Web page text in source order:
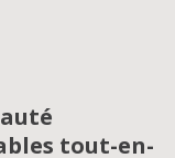
tout-en-